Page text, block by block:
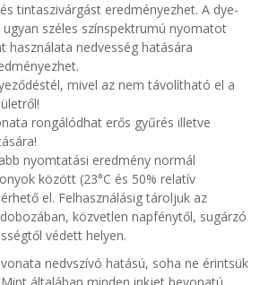
tintaszivárgást eredményezhet. A dye-
ugyan széles színspektrumú nyomatot
használata nedvesség hatására
mivel az nem távolítható el a
rongálódhat erős gyűrés illetve
nyomtatási eredmény normál
között (23°C és 50% relatív
el. Felhasználásig tároljuk az
közvetlen napfénytől, sugárzó
védett helyen.
nedvszívó hatású, soha ne érintsük